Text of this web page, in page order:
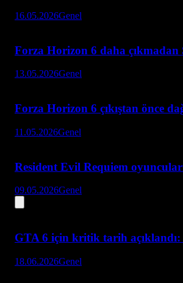
16.05.2026Genel
Forza Horizon 6 daha çıkmadan
13.05.2026Genel
Forza Horizon 6 çıkıştan önce
11.05.2026Genel
Resident Evil Requiem
09.05.2026Genel
GTA 6 için kritik tarih
18.06.2026Genel